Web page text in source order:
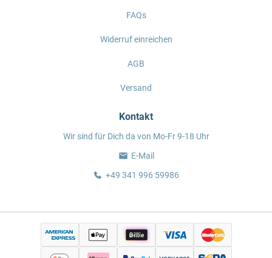
FAQs
Widerruf einreichen
AGB
Versand
Kontakt
Wir sind für Dich da von Mo-Fr 9-18 Uhr
E-Mail
+49 341 996 59986